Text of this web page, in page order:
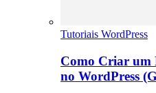
Tutoriais WordPress
Como Criar um
no WordPress